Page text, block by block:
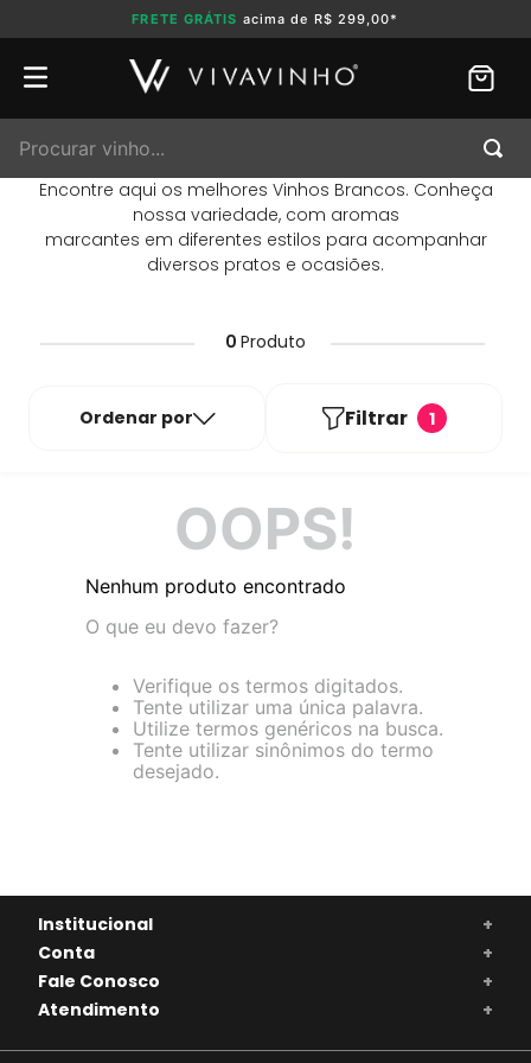
FRETE GRÁTIS acima de R$ 299,00*
Encontre aqui os melhores Vinhos Brancos. Conheça
nossa variedade, com aromas
marcantes em diferentes estilos para acompanhar
diversos pratos e ocasiões.
0 Produto
Ordenar por Filtrar 1
OOPS!
Nenhum produto encontrado
O que eu devo fazer?
Verifique os termos digitados.
Tente utilizar uma única palavra.
Utilize termos genéricos na busca.
Tente utilizar sinônimos do termo
desejado.
Institucional
+
Conta
+
Fale Conosco
+
Atendimento
+